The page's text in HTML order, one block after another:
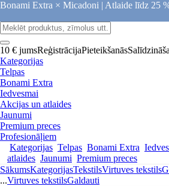
Bonami Extra × Micadoni | Atlaide līdz 25
10 € jumsReģistrācijaPieteikšanās
Kategorijas
Telpas
Bonami Extra
Iedvesmai
Akcijas un atlaides
Jaunumi
Premium preces
Profesionāļiem
Kategorijas Telpas Bonami Extra
atlaides Jaunumi Premium preces
SākumsKategorijasTekstilsVirtuves tekstils
...Virtuves tekstilsGaldauti